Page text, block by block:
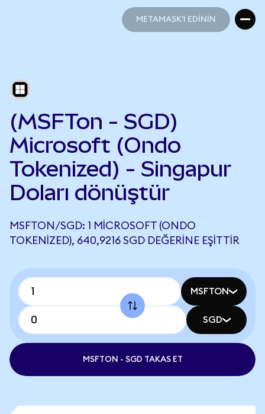
METAMASK'I EDİNİN
(MSFTon - SGD)
Microsoft (Ondo
Tokenized) - Singapur
Doları dönüştür
MSFTON/SGD: 1 MICROSOFT (ONDO
TOKENIZED), 640,9216 SGD DEĞERINE EŞITTIR
MSFTON
SGD
MSFTON - SGD TAKAS ET